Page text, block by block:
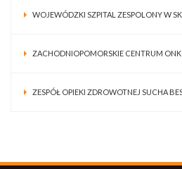
WOJEWÓDZKI SZPITAL ZESPOLONY W
ZACHODNIOPOMORSKIE CENTRUM
ZESPÓŁ OPIEKI ZDROWOTNEJ SUCHA